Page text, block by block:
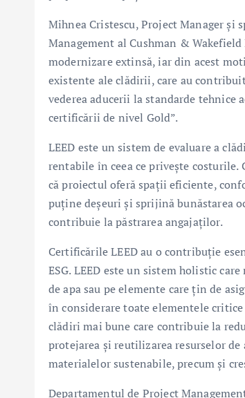
Mihnea Cristescu, Project Manager
Management al Cushman &
modernizare extinsă, iar din acest
existente ale clădirii, care au
vederea aducerii la standarde
certificării de nivel Gold”.
LEED este un sistem de evaluare a
rentabile în ceea ce privește
că proiectul oferă spații eficiente,
puține deșeuri și sprijină bunăstarea
contribuie la păstrarea angajaților.
Certificările LEED au o contribuție
ESG. LEED este un sistem holistic
de apa sau pe elemente care țin de
în considerare toate elementele critice
clădiri mai bune care contribuie la
protejarea și reutilizarea resurselor
materialelor sustenabile, precum și
Departamentul de Project